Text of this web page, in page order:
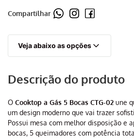
Compartilhar
Veja abaixo as opções
Descrição do produto
O Cooktop a Gás 5 Bocas CTG-02 une
um design moderno que vai trazer
Possui mesa com melhor disposição e
bocas, 5 queimadores com potência